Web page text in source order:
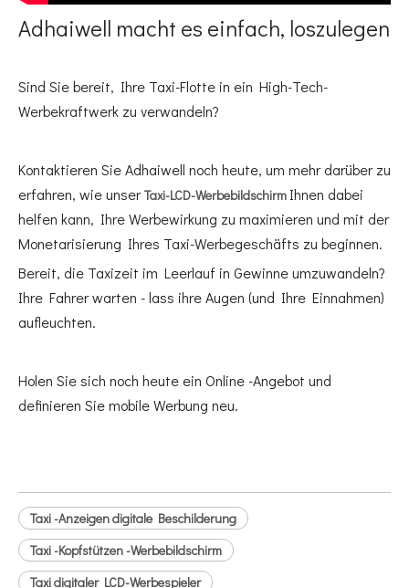
Adhaiwell macht es einfach, loszulegen
Sind Sie bereit, Ihre Taxi-Flotte in ein High-Tech-
Werbekraftwerk zu verwandeln?
Kontaktieren Sie Adhaiwell noch heute, um mehr darüber zu
erfahren, wie unserTaxi-LCD-Werbebildschirm Ihnen dabei
helfen kann, Ihre Werbewirkung zu maximieren und mit der
Monetarisierung Ihres Taxi-Werbegeschäfts zu beginnen.
Bereit, die Taxizeit im Leerlauf in Gewinne umzuwandeln?
Ihre Fahrer warten - lass ihre Augen (und Ihre Einnahmen)
aufleuchten.
Holen Sie sich noch heute ein Online -Angebot und
definieren Sie mobile Werbung neu.
Taxi -Anzeigen digitale Beschilderung
Taxi -Kopfstützen -Werbebildschirm
Taxi digitaler LCD-Werbespieler